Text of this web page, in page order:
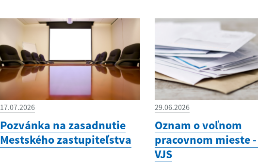
17.07.2026
Pozvánka na zasadnutie
Mestského zastupiteľstva
29.06.2026
Oznam o voľnom
pracovnom mieste -
VJS